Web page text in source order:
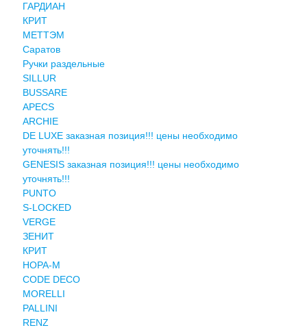
ГАРДИАН
КРИТ
МЕТТЭМ
Саратов
Ручки раздельные
SILLUR
BUSSARE
APECS
ARCHIE
DE LUXE заказная позиция!!! цены необходимо
уточнять!!!
GENESIS заказная позиция!!! цены необходимо
уточнять!!!
PUNTO
S-LOCKED
VERGE
ЗЕНИТ
КРИТ
НОРА-М
CODE DECO
MORELLI
PALLINI
RENZ